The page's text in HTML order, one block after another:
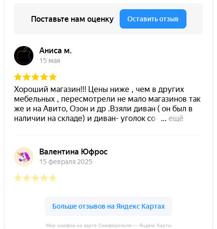
Мир шкафов на карте Симферополя — Яндекс Карты